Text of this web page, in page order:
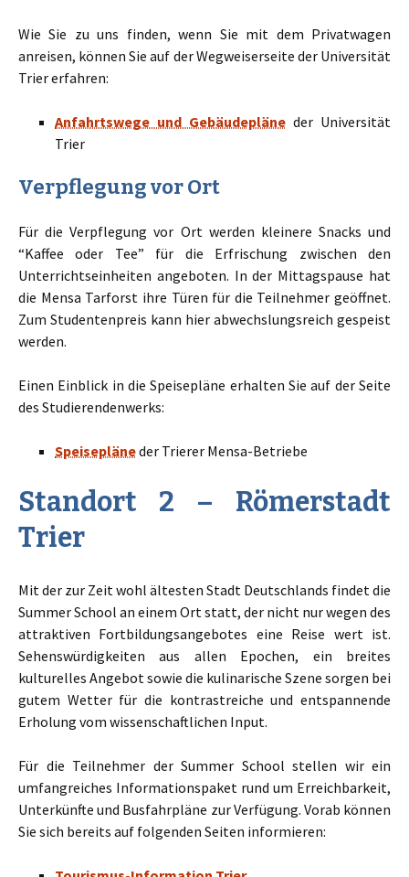
Wie Sie zu uns finden, wenn Sie mit dem Privatwagen
anreisen, können Sie auf der Wegweiserseite der Universität
Trier erfahren:
Anfahrtswege und Gebäudepläne der Universität
Trier
Verpflegung vor Ort
Für die Verpflegung vor Ort werden kleinere Snacks und
“Kaffee oder Tee” für die Erfrischung zwischen den
Unterrichtseinheiten angeboten. In der Mittagspause hat
die Mensa Tarforst ihre Türen für die Teilnehmer geöffnet.
Zum Studentenpreis kann hier abwechslungsreich gespeist
werden.
Einen Einblick in die Speisepläne erhalten Sie auf der Seite
des Studierendenwerks:
Speisepläneder Trierer Mensa-Betriebe
Standort 2 – Römerstadt
Trier
Mit der zur Zeit wohl ältesten Stadt Deutschlands findet die
Summer School an einem Ort statt, der nicht nur wegen des
attraktiven Fortbildungsangebotes eine Reise wert ist.
Sehenswürdigkeiten aus allen Epochen, ein breites
kulturelles Angebot sowie die kulinarische Szene sorgen bei
gutem Wetter für die kontrastreiche und entspannende
Erholung vom wissenschaftlichen Input.
Für die Teilnehmer der Summer School stellen wir ein
umfangreiches Informationspaket rund um Erreichbarkeit,
Unterkünfte und Busfahrpläne zur Verfügung. Vorab können
Sie sich bereits auf folgenden Seiten informieren: